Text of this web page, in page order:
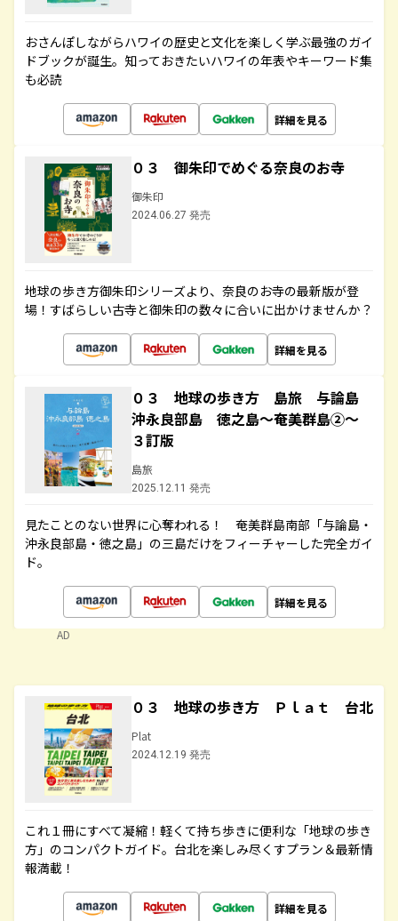
おさんぽしながらハワイの歴史と文化を楽しく学ぶ最強のガイ
ドブックが誕生。知っておきたいハワイの年表やキーワード集
も必読
詳細を見る
０３ 御朱印でめぐる奈良のお寺
御朱印
2024.06.27 発売
地球の歩き方御朱印シリーズより、奈良のお寺の最新版が登
場！すばらしい古寺と御朱印の数々に合いに出かけませんか？
詳細を見る
０３ 地球の歩き方 島旅 与論島
沖永良部島 徳之島～奄美群島②～
３訂版
島旅
2025.12.11 発売
見たことのない世界に心奪われる！ 奄美群島南部「与論島・
沖永良部島・徳之島」の三島だけをフィーチャーした完全ガイ
ド。
詳細を見る
AD
０３ 地球の歩き方 Ｐｌａｔ 台北
Plat
2024.12.19 発売
これ１冊にすべて凝縮！軽くて持ち歩きに便利な「地球の歩き
方」のコンパクトガイド。台北を楽しみ尽くすプラン＆最新情
報満載！
詳細を見る